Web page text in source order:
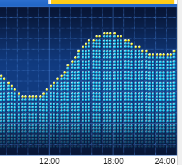
12:00 18:00 24:00